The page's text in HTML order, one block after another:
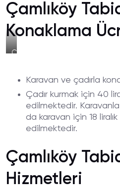
Çamlıköy
Konaklama
Çamlıköy
Kamp
Sahil
Karavan ve çadırla
Çadır kurmak için 40
edilmektedir.
da karavan için 18
edilmektedir.
Çamlıköy
Hizmetleri